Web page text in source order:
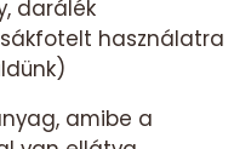
darálék
használatra
amibe a